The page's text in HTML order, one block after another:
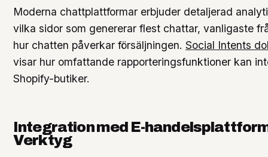
Moderna chattplattformar erbjuder detaljerad
vilka sidor som genererar flest chattar, vanligaste
hur chatten påverkar försäljningen. Social Intents
visar hur omfattande rapporteringsfunktioner kan
Shopify-butiker.
Integration med E-
Verktyg